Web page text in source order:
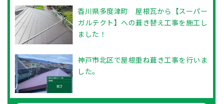
香川県多度津町 屋根瓦から【スーパー
ガルテクト】への葺き替え工事を施工し
ました！
神戸市北区で屋根重ね葺き工事を行いま
した。